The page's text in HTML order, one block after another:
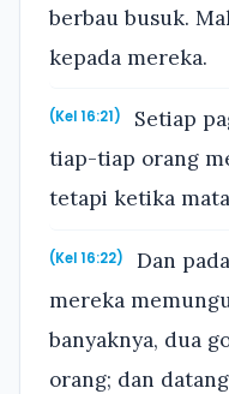
berbau busuk.
kepada mereka.
(Kel 16:21)
Setiap
tiap-tiap orang
tetapi ketika
(Kel 16:22)
Dan
mereka
banyaknya, dua
orang; dan